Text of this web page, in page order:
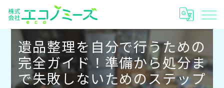
遺品整理を自分で行うための
完全ガイド！準備から処分ま
で失敗しないためのステップ